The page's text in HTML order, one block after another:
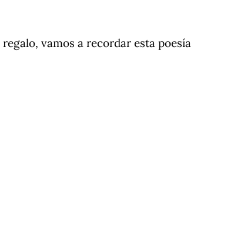
vamos a recordar esta poesía